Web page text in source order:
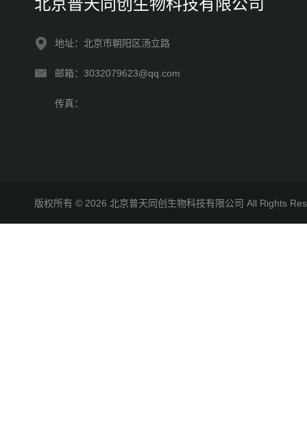
北京普天同创生物科技有限公司
地址：北京市朝阳区汤立路
邮箱：3032079623@qq.com
传真：
版权所有 © 2026 北京普天同创生物科技有限公司 All Rights